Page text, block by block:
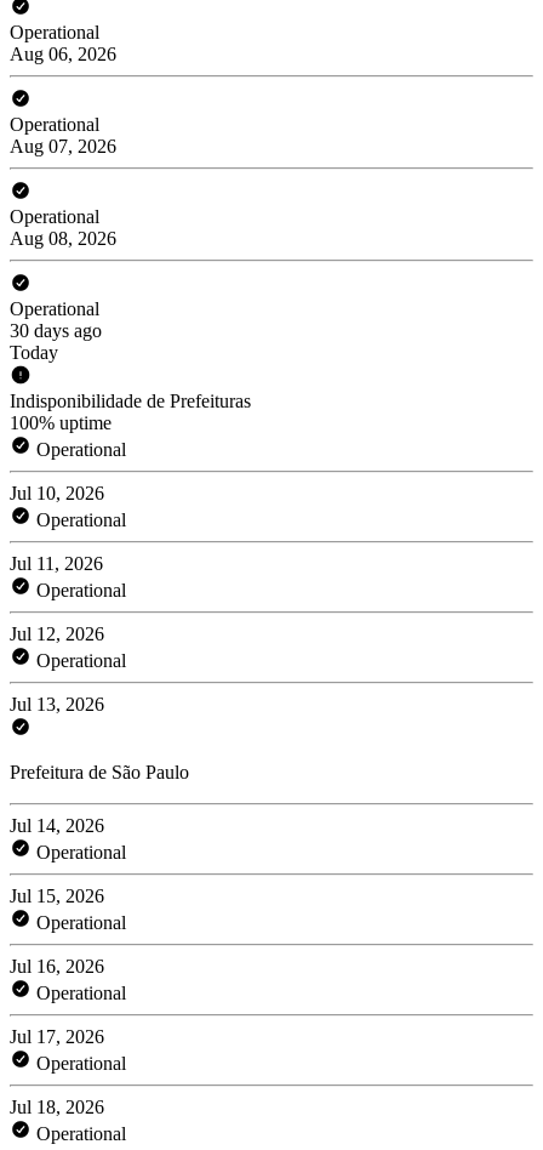
Operational
Aug 06, 2026
Operational
Aug 07, 2026
Operational
Aug 08, 2026
Operational
30 days ago
Today
Indisponibilidade de Prefeituras
100% uptime
Operational
Jul 10, 2026
Operational
Jul 11, 2026
Operational
Jul 12, 2026
Operational
Jul 13, 2026
Prefeitura de São Paulo
Jul 14, 2026
Operational
Jul 15, 2026
Operational
Jul 16, 2026
Operational
Jul 17, 2026
Operational
Jul 18, 2026
Operational